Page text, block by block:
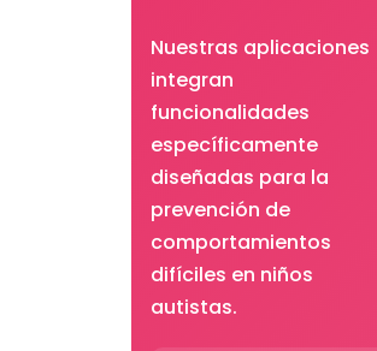
Nuestras aplicaciones
integran
funcionalidades
específicamente
diseñadas para la
prevención de
comportamientos
difíciles en niños
autistas.